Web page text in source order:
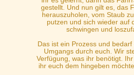
gestellt. Und nun gilt es, das
herauszuholen, vom Staub
putzen und sich wieder auf
schwingen und
Das ist ein Prozess und
Umgangs durch euch. Wir
Verfügung, was ihr benötigt.
ihr euch dem hingeben